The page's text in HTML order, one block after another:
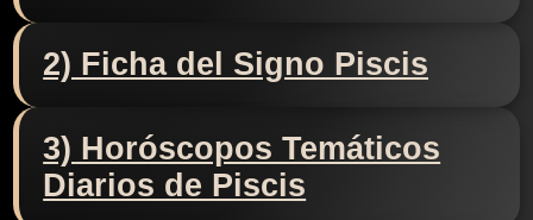
2) Ficha del Signo Piscis
3) Horóscopos Temáticos
Diarios de Piscis